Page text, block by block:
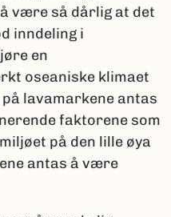
være så dårlig at det
inndeling i
en
oseaniske klimaet
lavamarkene antas
faktorene som
på den lille øya
antas å være